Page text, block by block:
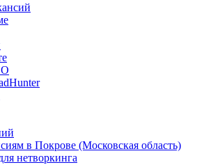
в Покрове (Московская область)
нетворкинга